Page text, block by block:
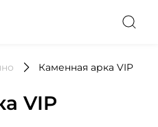
Каменная арка VIP
VIP